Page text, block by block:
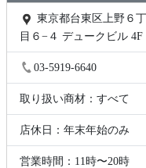
目６−４ デュークビル 4F
03-5919-6640
取り扱い商材：すべて
店休日：年末年始のみ
営業時間：11時〜20時